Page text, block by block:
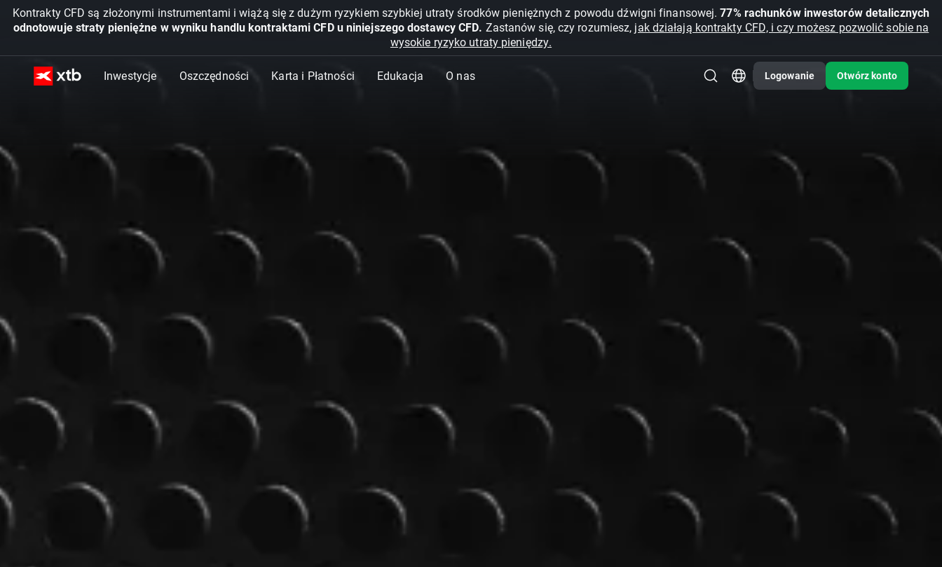
Kontrakty CFD są złożonymi instrumentami i wiążą się z dużym ryzykiem szybkiej utraty środków pieniężnych z powodu dźwigni finansowej.77% rachunków inwestorów detalicznych
odnotowuje straty pieniężne w wyniku handlu kontraktami CFD u niniejszego dostawcy CFD. Zastanów się, czy rozumiesz, jak działają kontrakty CFD, i czy możesz pozwolić sobie na
wysokie ryzyko utraty pieniędzy.
Inwestycje Oszczędności Karta i Płatności Edukacja O nas Logowanie Otwórz konto